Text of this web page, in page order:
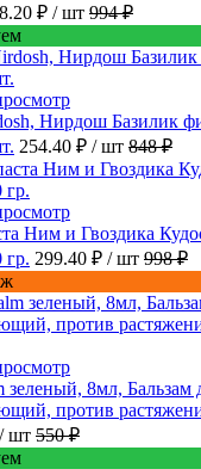
₽ / шт 994 ₽
Нирдош Базилик
254.40 ₽ / шт 848 ₽
Ним и Гвоздика
гр. 299.40 ₽ / шт 998 ₽
зеленый, 8мл, Бальзам
против
/ шт 550 ₽